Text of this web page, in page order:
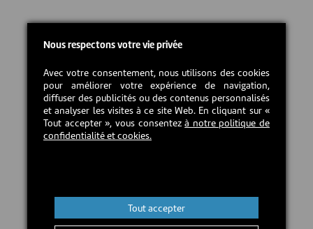
Nous respectons votre vie privée
Avec votre consentement, nous utilisons des cookies
pour améliorer votre expérience de navigation,
diffuser des publicités ou des contenus personnalisés
et analyser les visites à ce site Web. En cliquant sur «
Tout accepter », vous consentezà notre politique de
confidentialité et cookies.
Tout accepter